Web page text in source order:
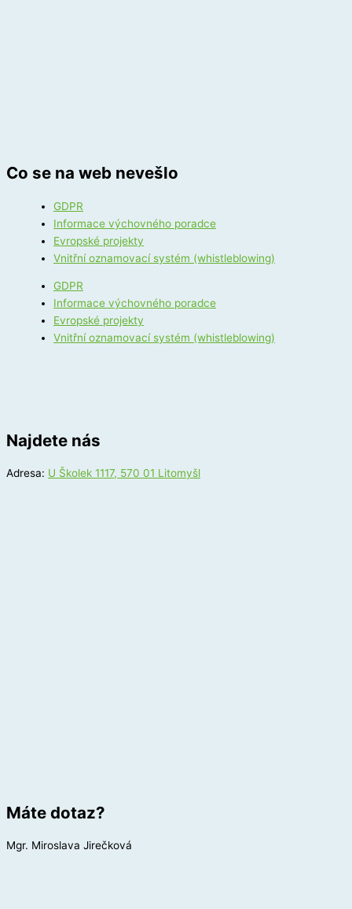
Co se na web nevešlo
GDPR
Informace výchovného poradce
Evropské projekty
Vnitřní oznamovací systém (whistleblowing)
GDPR
Informace výchovného poradce
Evropské projekty
Vnitřní oznamovací systém (whistleblowing)
Najdete nás
Adresa: U Školek 1117, 570 01 Litomyšl
Máte dotaz?
Mgr. Miroslava Jirečková